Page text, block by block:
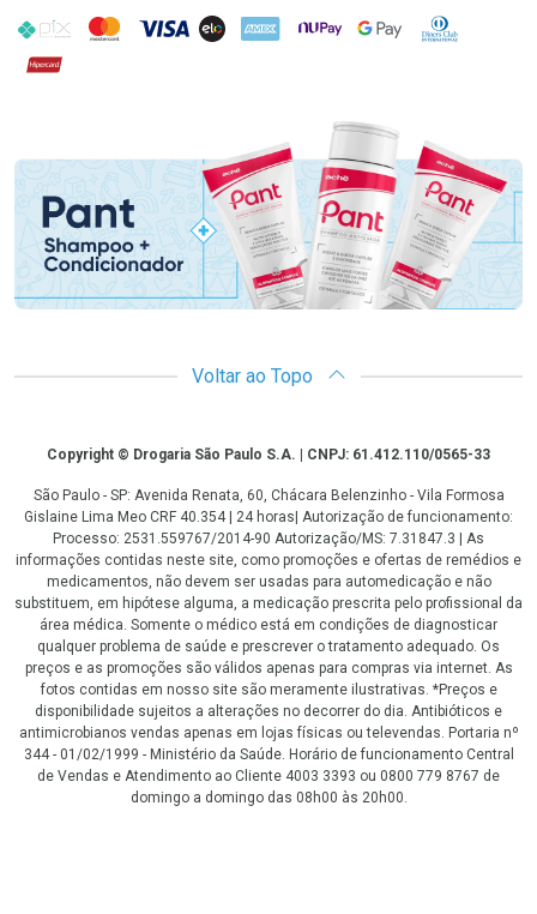
PIX MasterCard
VISA ELO AMEX NuPay Google PayDiners Club
Hipercard
Promoção em Destaque
Voltar ao Topo
CopyrightCopyright © Drogaria São Paulo S.A. | CNPJ: 61.412.110/0565-33
São Paulo - SP: Avenida Renata, 60, Chácara Belenzinho - Vila Formosa
Gislaine Lima Meo CRF 40.354 | 24 horas| Autorização de funcionamento:
Processo: 2531.559767/2014-90 Autorização/MS: 7.31847.3 | As
informações contidas neste site, como promoções e ofertas de remédios e
medicamentos, não devem ser usadas para automedicação e não
substituem, em hipótese alguma, a medicação prescrita pelo profissional da
área médica. Somente o médico está em condições de diagnosticar
qualquer problema de saúde e prescrever o tratamento adequado. Os
preços e as promoções são válidos apenas para compras via internet. As
fotos contidas em nosso site são meramente ilustrativas. *Preços e
disponibilidade sujeitos a alterações no decorrer do dia. Antibióticos e
antimicrobianos vendas apenas em lojas físicas ou televendas. Portaria nº
344 - 01/02/1999 - Ministério da Saúde. Horário de funcionamento Central
de Vendas e Atendimento ao Cliente 4003 3393 ou 0800 779 8767 de
domingo a domingo das 08h00 às 20h00.